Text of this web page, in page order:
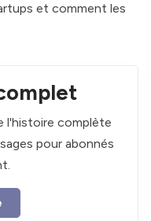
et comment les
l'histoire complète
pour abonnés